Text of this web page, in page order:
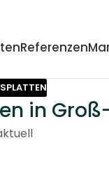
Referenzen
in